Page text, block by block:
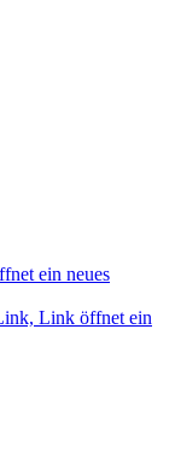
ein neues
Link öffnet ein